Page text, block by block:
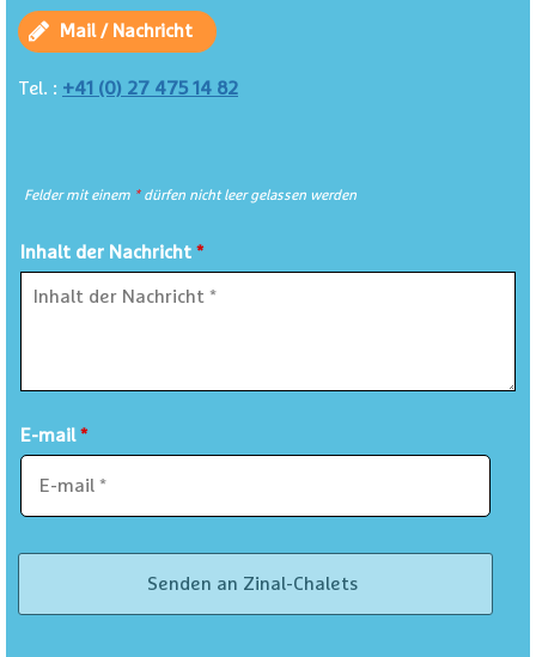
Mail / Nachricht
Tel. : +41 (0) 27 475 14 82
Felder mit einem *dürfen nicht leer gelassen werden
Inhalt der Nachricht *
E-mail*